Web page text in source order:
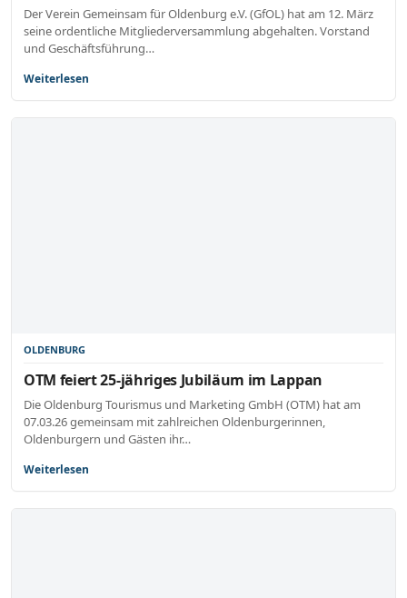
Der Verein Gemeinsam für Oldenburg e.V. (GfOL) hat am 12. März
seine ordentliche Mitgliederversammlung abgehalten. Vorstand
und Geschäftsführung…
Weiterlesen
OLDENBURG
OTM feiert 25-jähriges Jubiläum im Lappan
Die Oldenburg Tourismus und Marketing GmbH (OTM) hat am
07.03.26 gemeinsam mit zahlreichen Oldenburgerinnen,
Oldenburgern und Gästen ihr…
Weiterlesen